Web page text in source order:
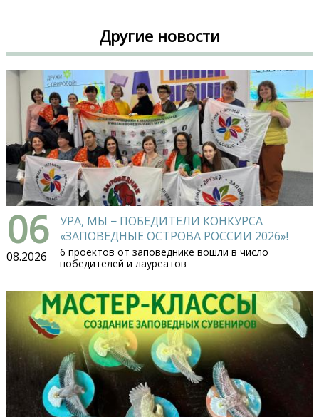
Другие новости
06
08.2026
УРА, МЫ − ПОБЕДИТЕЛИ КОНКУРСА
«ЗАПОВЕДНЫЕ ОСТРОВА РОССИИ 2026»!
6 проектов от заповеднике вошли в число
победителей и лауреатов